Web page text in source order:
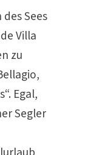
Sees
Villa
zu
Egal,
Segler